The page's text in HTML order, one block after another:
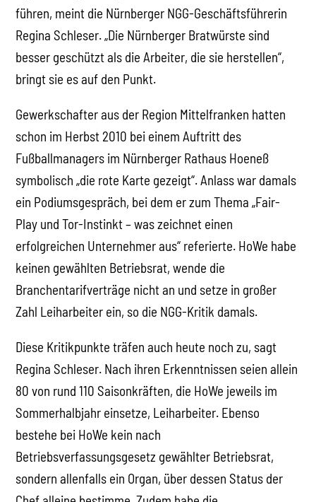
führen, meint die Nürnberger NGG-Geschäftsführerin
Regina Schleser. „Die Nürnberger Bratwürste sind
besser geschützt als die Arbeiter, die sie herstellen“,
bringt sie es auf den Punkt.
Gewerkschafter aus der Region Mittelfranken hatten
schon im Herbst 2010 bei einem Auftritt des
Fußballmanagers im Nürnberger Rathaus Hoeneß
symbolisch „die rote Karte gezeigt“. Anlass war damals
ein Podiumsgespräch, bei dem er zum Thema „Fair-
Play und Tor-Instinkt – was zeichnet einen
erfolgreichen Unternehmer aus“ referierte. HoWe habe
keinen gewählten Betriebsrat, wende die
Branchentarifverträge nicht an und setze in großer
Zahl Leiharbeiter ein, so die NGG-Kritik damals.
Diese Kritikpunkte träfen auch heute noch zu, sagt
Regina Schleser. Nach ihren Erkenntnissen seien allein
80 von rund 110 Saisonkräften, die HoWe jeweils im
Sommerhalbjahr einsetze, Leiharbeiter. Ebenso
bestehe bei HoWe kein nach
Betriebsverfassungsgesetz gewählter Betriebsrat,
sondern allenfalls ein Organ, über dessen Status der